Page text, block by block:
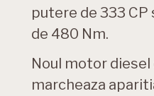
putere de 333 CP
de 480 Nm.
Noul motor
marcheaza